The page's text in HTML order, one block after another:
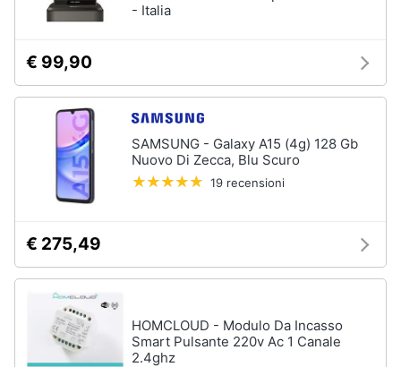
- Italia
€ 99,90
SAMSUNG - Galaxy A15 (4g) 128 Gb
Nuovo Di Zecca, Blu Scuro
19 recensioni
€ 275,49
HOMCLOUD - Modulo Da Incasso
Smart Pulsante 220v Ac 1 Canale
2.4ghz